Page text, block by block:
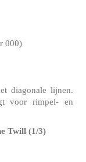
000)
diagonale lijnen.
voor rimpel- en
Twill (1/3)